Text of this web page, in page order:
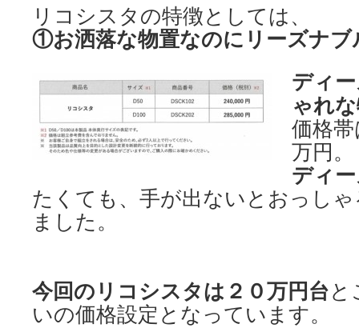
リコシスタの特徴としては、
①お洒落な物置なのにリーズナブ
ディ
ゃれ
価格
万円。
ディ
たくても、手が出ないとおっし
ました。
今回のリコシスタは２０万円台と
いの価格設定となっています。